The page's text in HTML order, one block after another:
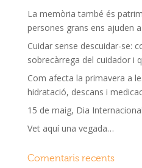
La memòria també és
persones grans ens ajuden
Cuidar sense descuidar-se:
sobrecàrrega del cuidador i
Com afecta la primavera a
hidratació, descans i
15 de maig, Dia
Vet aquí una vegada…
Comentaris recents